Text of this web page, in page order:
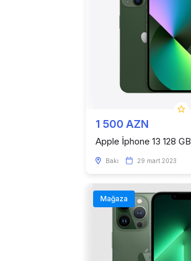
1 500 AZN
Apple İphone 13 128 GB
Bakı 29 mart 2023
Mağaza